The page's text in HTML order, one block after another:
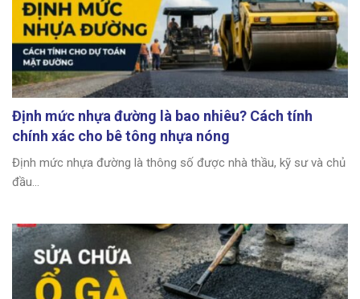
Định mức nhựa đường là bao nhiêu? Cách tính
chính xác cho bê tông nhựa nóng
Định mức nhựa đường là thông số được nhà thầu, kỹ sư và chủ
đầu...